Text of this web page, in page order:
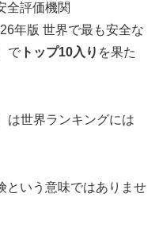
全評価機関
年版 世界で最も安全な
で トップ10入り を果た
は世界ランキングには
という意味ではありませ